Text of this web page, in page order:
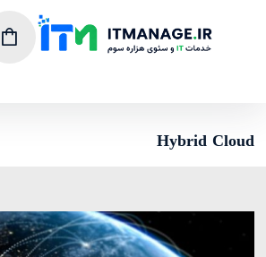
Hybrid Cloud